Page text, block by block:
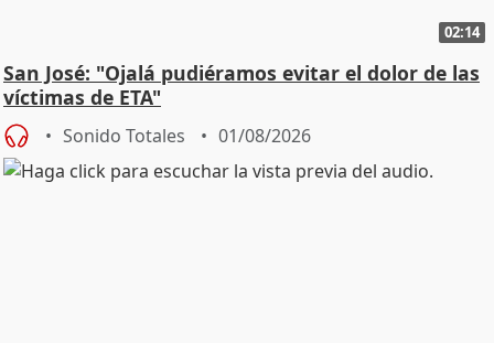
02:14
San José: "Ojalá pudiéramos evitar el dolor de las
víctimas de ETA"
Sonido Totales 01/08/2026